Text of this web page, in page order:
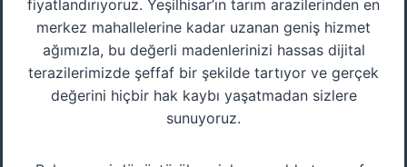
fiyatlandırıyoruz. Yeşilhisar’ın tarım arazilerinden en
merkez mahallelerine kadar uzanan geniş hizmet
ağımızla, bu değerli madenlerinizi hassas dijital
terazilerimizde şeffaf bir şekilde tartıyor ve gerçek
değerini hiçbir hak kaybı yaşatmadan sizlere
sunuyoruz.